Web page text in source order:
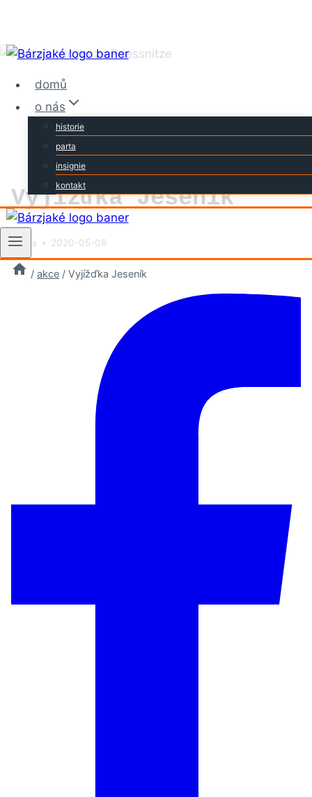
Přeskočit
obsahdomů
o nás
historie
parta
insignie
kontakt
Vyjížďka Jeseník
Vláďa 2020-05-08
/ akce / Vyjížďka Jeseník